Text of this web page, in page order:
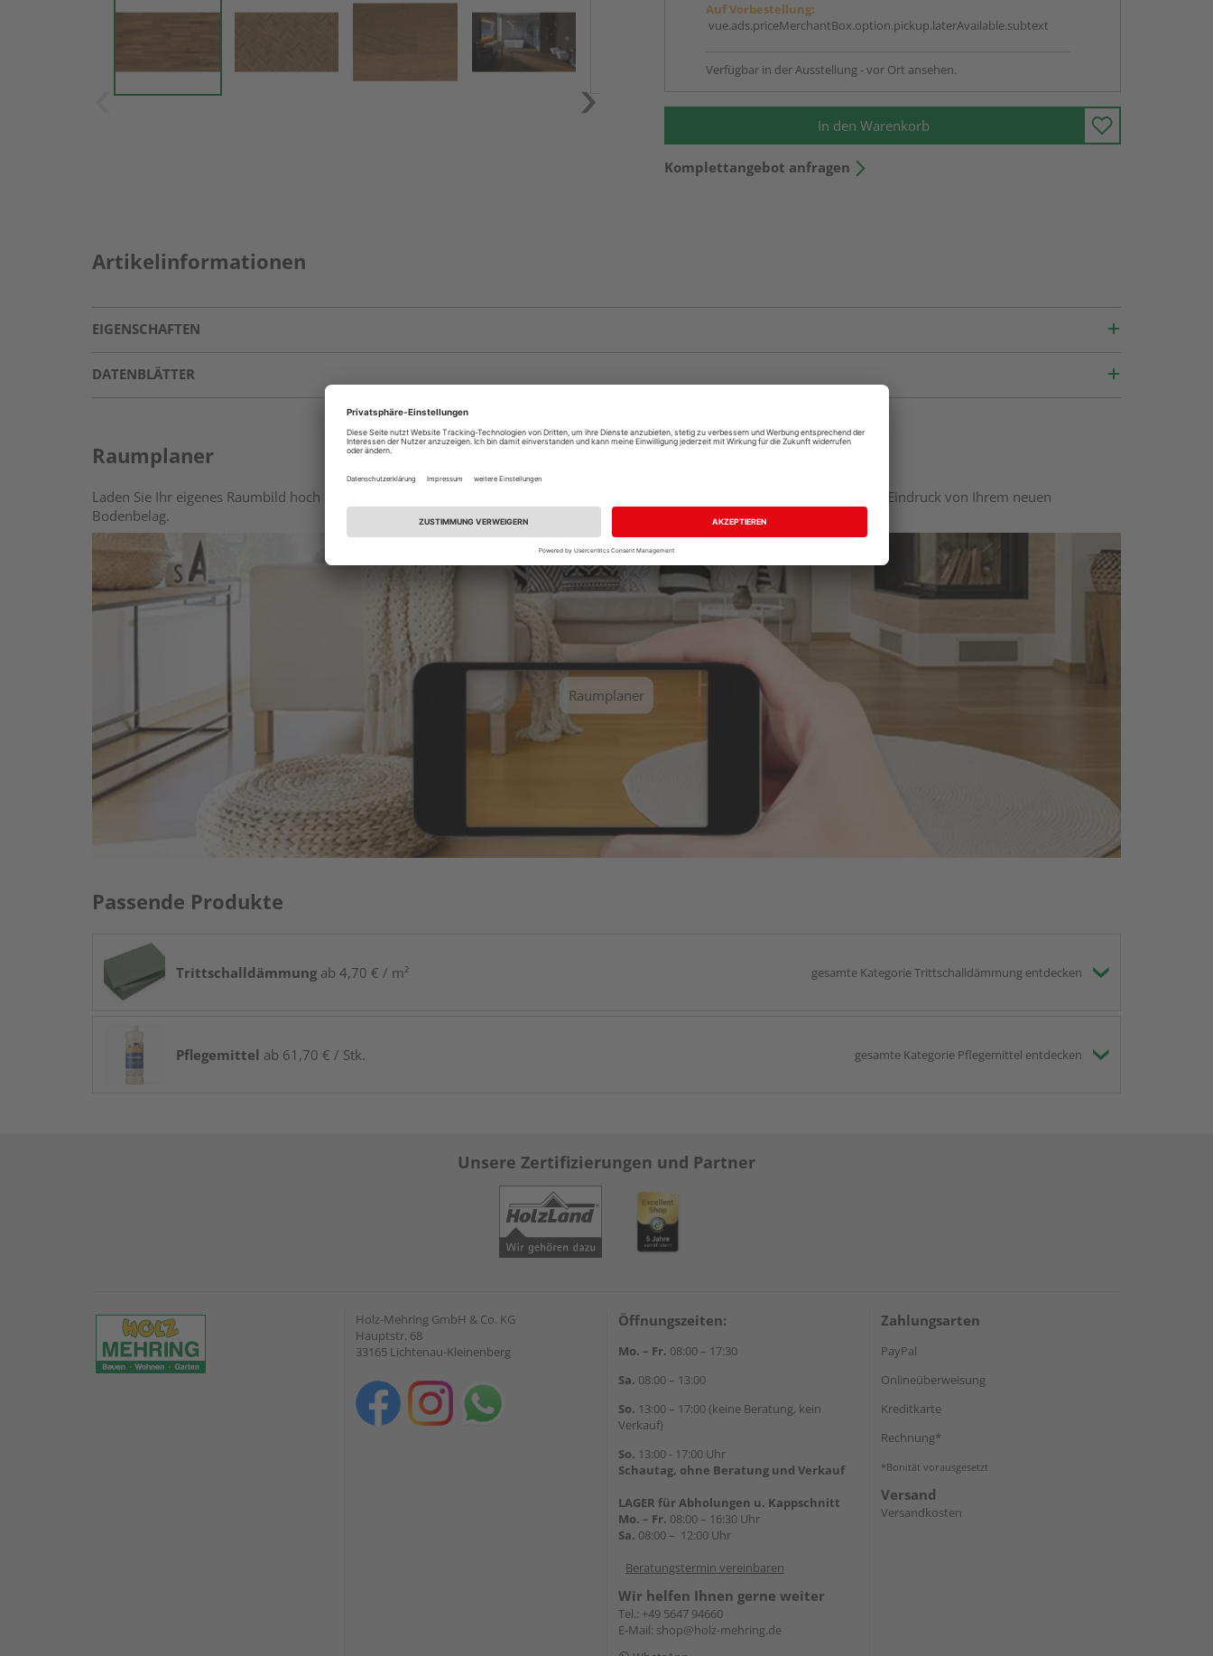
Auf Vorbestellung:
vue.ads.priceMerchantBox.option.pickup.laterAvailable.subtext
Verfügbar in der Ausstellung - vor Ort ansehen.
In den Warenkorb
Komplettangebot anfragen
Artikelinformationen
EIGENSCHAFTEN
DATENBLÄTTER
Raumplaner
Laden Sie Ihr eigenes Raumbild hoch oder wählen Sie einen unserer vordefinierten Räume aus und erhalten Sie einen optischen Eindruck von Ihrem neuen
Bodenbelag.
Raumplaner
Passende Produkte
Trittschalldämmung ab 4,70 € / m² gesamte Kategorie Trittschalldämmung entdecken
Pflegemittel ab 61,70 € / Stk. gesamte Kategorie Pflegemittel entdecken
Unsere Zertifizierungen und Partner
Holz-Mehring GmbH & Co. KG
Hauptstr. 68
33165 Lichtenau-Kleinenberg
Öffnungszeiten:
Mo. – Fr. 08:00 – 17:30
Sa. 08:00 – 13:00
So. 13:00 – 17:00 (keine Beratung, kein
Verkauf)
So. 13:00 - 17:00 Uhr
Schautag, ohne Beratung und Verkauf
LAGER für Abholungen u. Kappschnitt
Mo. – Fr. 08:00 – 16:30 Uhr
Sa. 08:00 – 12:00 Uhr
Beratungstermin vereinbaren
Wir helfen Ihnen gerne weiter
Tel.: +49 5647 94660
E-Mail: shop@holz-mehring.de
Zahlungsarten
PayPal
Onlineüberweisung
Kreditkarte
Rechnung*
*Bonität vorausgesetzt
Versand
Versandkosten